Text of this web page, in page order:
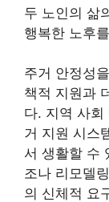
두 노인의 삶
행복한 노후
주거 안정성
책적 지원과
다. 지역 사회
거 지원 시스
서 생활할 수
조나 리모델
의 신체적 요